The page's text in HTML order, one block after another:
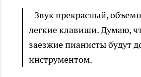
- Звук прекрасный,
легкие клавиши. Думаю,
заезжие пианисты будут
инструментом.